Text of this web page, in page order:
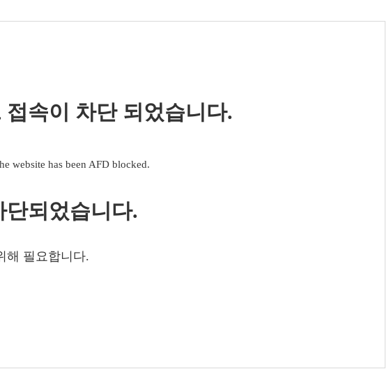
속이 차단 되었습니다.
website has been AFD blocked.
되었습니다.
해 필요합니다.